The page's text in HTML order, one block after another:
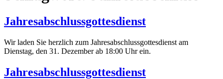
Jahresabschlussgottesdienst
Wir laden Sie herzlich zum Jahresabschlussgottesdienst am
Dienstag, den 31. Dezember ab 18:00 Uhr ein.
Jahresabschlussgottesdienst